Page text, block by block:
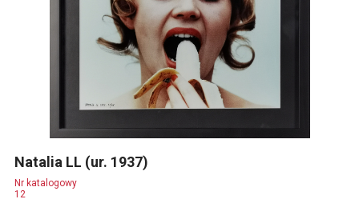
Natalia LL (ur. 1937)
Nr katalogowy
12